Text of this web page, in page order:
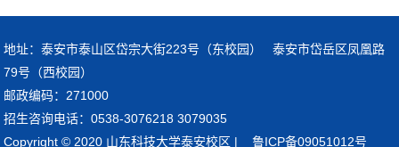
地址：泰安市泰山区岱宗大街223号（东校园） 泰安市岱岳区凤凰路
79号（西校园）
邮政编码：271000
招生咨询电话：0538-3076218 3079035
Copyright © 2020 山东科技大学泰安校区 | 鲁ICP备09051012号